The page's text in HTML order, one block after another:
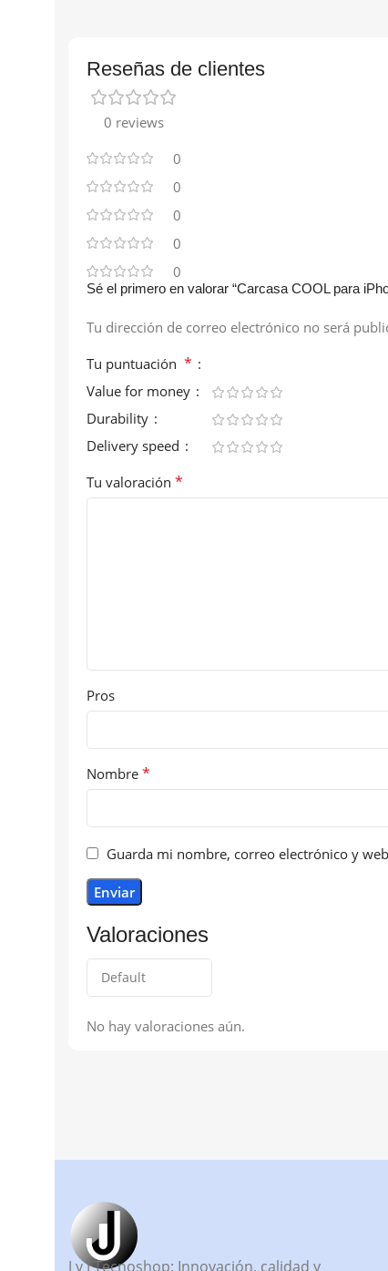
Reseñas de clientes
0 reviews
0
0
0
0
0
Valoraciones
No hay valoraciones aún.
Sé el primero en valorar “Carcasa COOL para
Tu dirección de correo electrónico no será
Tu puntuación *
Value for money
Durability
Delivery speed
Tu valoración *
Pros
Nombre *
Guarda mi nombre, correo electrónico y
J y J Tecnoshop: Innovación, calidad y